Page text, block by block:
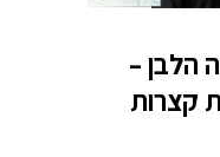
הלבן –
קצרות